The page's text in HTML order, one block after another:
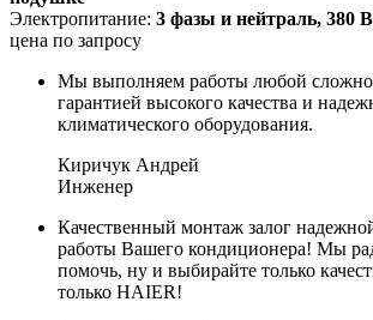
Электропитание: 3 фазы и нейтраль, 380
цена по запросу
Мы выполняем работы любой
гарантией высокого качества и
климатического оборудования.
Киричук Андрей
Инженер
Качественный монтаж залог
работы Вашего кондиционера! Мы
помочь, ну и выбирайте только
только HAIER!